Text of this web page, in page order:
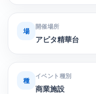
場
開催場所
アピタ精華台
種
イベント種別
商業施設